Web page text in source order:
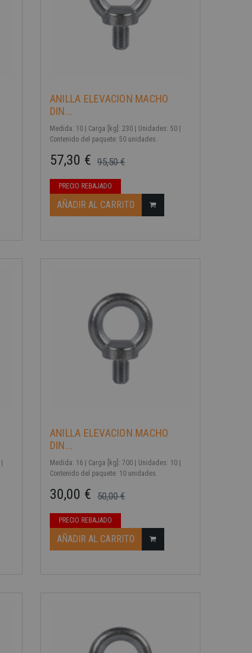
ANILLA ELEVACION MACHO
DIN...
Medida: 10 | Carga [kg]: 230 | Unidades: 50 |
Contenido del paquete: 50 unidades.
95,50 €
57,30 €
PRECIO REBAJADO
AÑADIR AL CARRITO
ANILLA ELEVACION MACHO
DIN...
Medida: 16 | Carga [kg]: 700 | Unidades: 10 |
Contenido del paquete: 10 unidades.
50,00 €
30,00 €
PRECIO REBAJADO
AÑADIR AL CARRITO